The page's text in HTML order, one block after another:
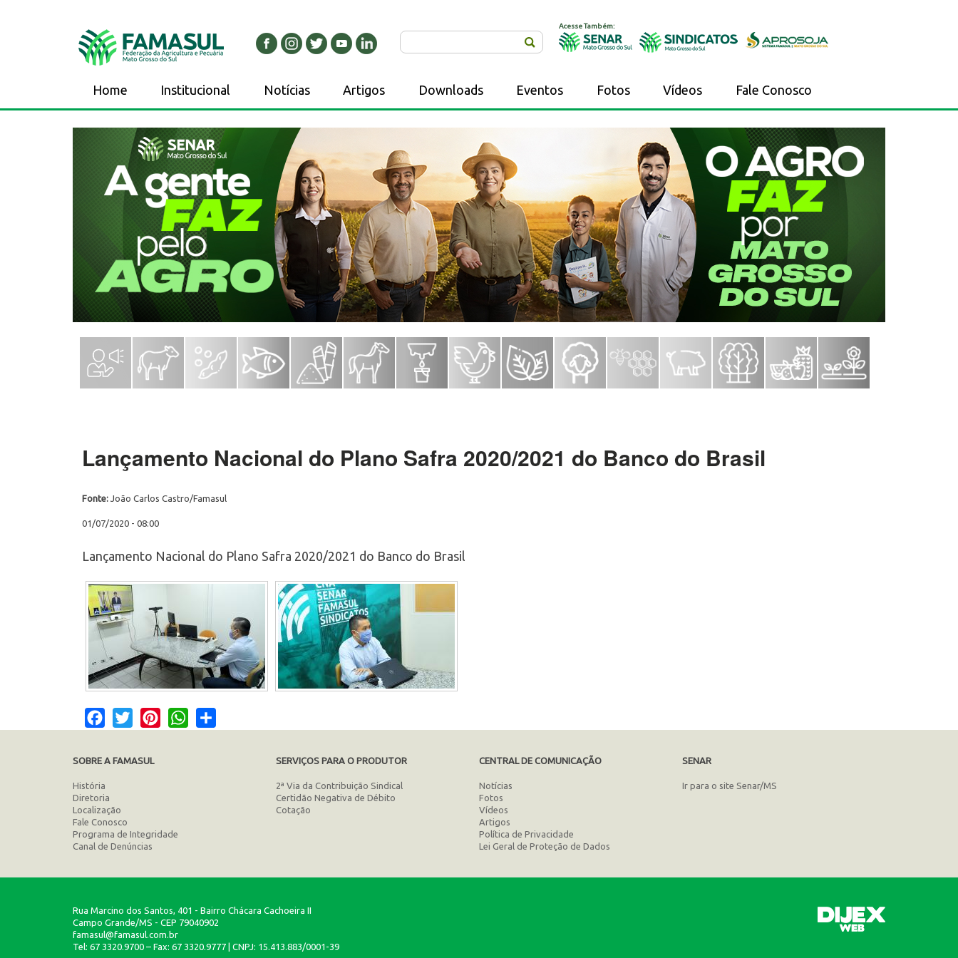
Acesse Também:
Home Institucional Notícias Artigos Downloads Eventos Fotos Vídeos Fale Conosco
Lançamento Nacional do Plano Safra 2020/2021 do Banco do Brasil
Fonte: João Carlos Castro/Famasul
01/07/2020 - 08:00
Lançamento Nacional do Plano Safra 2020/2021 do Banco do Brasil
Facebook
Twitter PinterestWhatsApp
SOBRE A FAMASUL
História
Diretoria
Localização
Fale Conosco
Programa de Integridade
Canal de Denúncias
SERVIÇOS PARA O PRODUTOR
2ª Via da Contribuição Sindical
Certidão Negativa de Débito
Cotação
CENTRAL DE COMUNICAÇÃO
Notícias
Fotos
Vídeos
Artigos
Política de Privacidade
Lei Geral de Proteção de Dados
SENAR
Ir para o site Senar/MS
Rua Marcino dos Santos, 401 - Bairro Chácara Cachoeira II
Campo Grande/MS - CEP 79040902
famasul@famasul.com.br
Tel: 67 3320.9700 – Fax: 67 3320.9777 | CNPJ: 15.413.883/0001-39